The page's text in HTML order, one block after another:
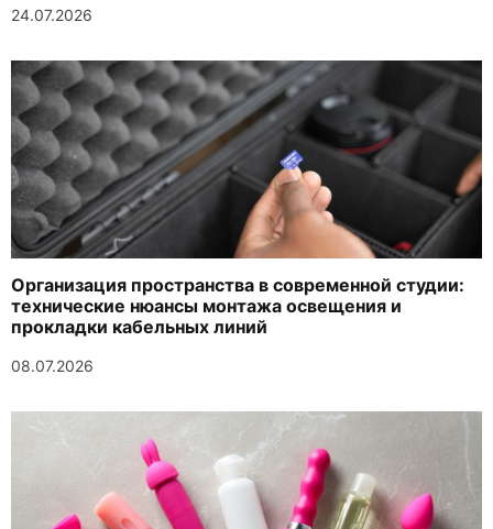
24.07.2026
Организация пространства в современной студии:
технические нюансы монтажа освещения и
прокладки кабельных линий
08.07.2026